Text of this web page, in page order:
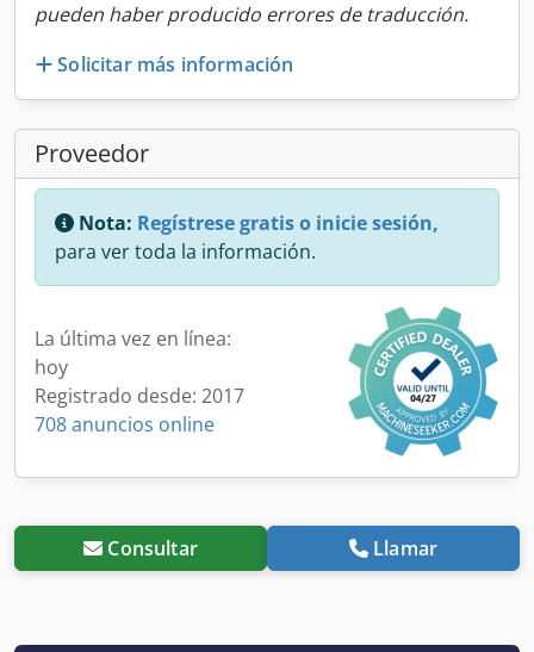
pueden haber producido errores de traducción.
Solicitar más información
Proveedor
Nota: Regístrese gratis o inicie sesión,
para ver toda la información.
La última vez en línea:
hoy
Registrado desde: 2017
708 anuncios online
Consultar Llamar